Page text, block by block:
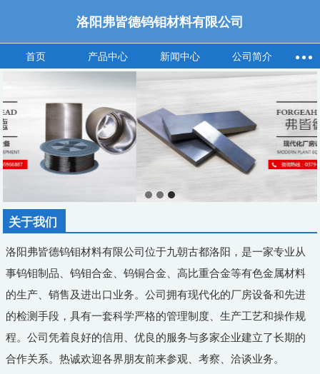
洛阳弗皆德钨钼材料有限公司
首页 产品中心 新闻中心 公司简介
关于我们
洛阳弗皆德钨钼材料有限公司位于九朝古都洛阳，是一家专业从
事钨钼制品、钨钼合金、钨铜合金、高比重合金等有色金属材料
的生产、销售及进出口业务。公司拥有现代化的厂房设备和先进
的检测手段，具有一套科学严格的管理制度、生产工艺和操作规
程。公司凭着良好的信用、优良的服务与多家企业建立了长期的
合作关系。热诚欢迎各界朋友前来参观、考察、洽谈业务。